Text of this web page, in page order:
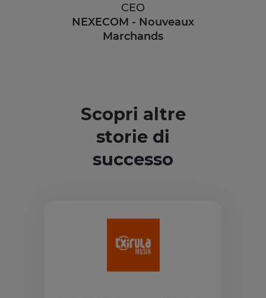
CEO
NEXECOM - Nouveaux
Marchands
Scopri altre
storie di
successo